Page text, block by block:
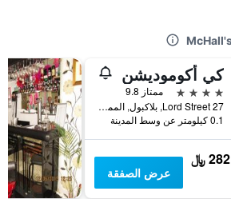
كي أكوموديشن
4 نجوم
ممتاز 9.8
27 Lord Street, بلاكبول, المملكة المتحدة
0.1 كيلومتر عن وسط المدينة
282 ﷼
عرض الصفقة